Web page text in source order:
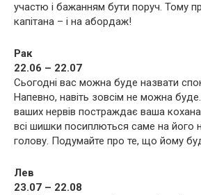
участю і бажанням бути поруч. Тому
капітана – і на абордаж!
Рак
22.06 – 22.07
Сьогодні вас можна буде назвати
Напевно, навіть зовсім не можна буде.
ваших нервів постраждає ваша
всі шишки посиплються саме на його
голову. Подумайте про те, що йому
Лев
23.07 – 22.08